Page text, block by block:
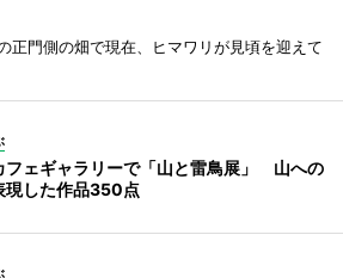
正門側の畑で現在、ヒマワリが見頃を迎えて
フェギャラリーで「山と雷鳥展」 山への
現した作品350点